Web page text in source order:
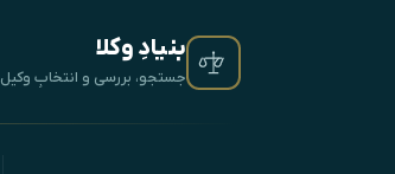
بنیادِ وکلا
جستجو، بررسی و انتخابِ وکیل